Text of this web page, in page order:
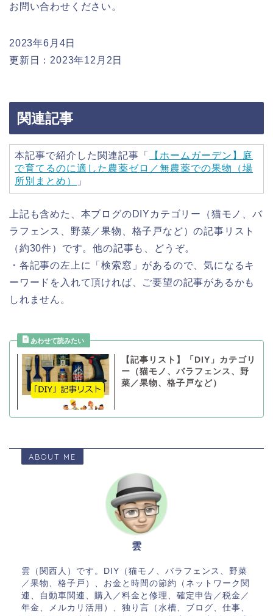
お問い合わせください。
2023年6月4日
更新日：2023年12月2日
関連記事
本記事で紹介した関連記事「
【ホームガーデン】庭
で育てるのに適した農薬ゼロ／無農薬での果物（場
所別まとめ）
」
上記も含めた、本ブログのDIYカテゴリー（猫モノ、バ
ラフェンス、野菜／果物、格子戸など）の記事リスト
（約30件）です。他の記事も、どうぞ。
・各記事の左上に「検索窓」があるので、気になるキ
ーワードを入れて頂ければ、ご要望の記事があるかも
しれません。
【記事リスト】「DIY」カテゴリ
ー（猫モノ、バラフェンス、野
菜／果物、格子戸など）
ABOUT ME
雲
雲（関西人）です。DIY（猫モノ、バラフェンス、野菜
／果物、格子戸）、お金と時間の節約（ネットワーク関
連、自動車関連、購入／料金と修理、確定申告／税金／
年金、メルカリ活用）、独り言（水槽、ブログ、仕事、